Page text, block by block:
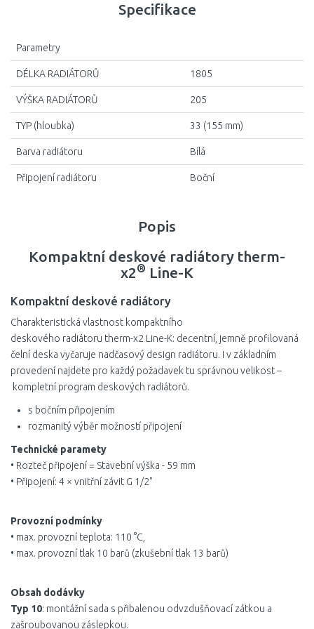
Popis
Kompaktní deskové radiátory therm-
x2® Line-K
Kompaktní deskové radiátory
Charakteristická vlastnost kompaktního
deskového radiátoru therm-x2 Line-K: decentní, jemně profilovaná
čelní deska vyčaruje nadčasový design radiátoru. I v základním
provedení najdete pro každý požadavek tu správnou velikost –
kompletní program deskových radiátorů.
s bočním připojením
rozmanitý výběr možností připojení
Technické paramety
• Rozteč připojení = Stavební výška - 59 mm
• Připojení: 4 × vnitřní závit G 1/2"
Provozní podmínky
• max. provozní teplota: 110 °C,
• max. provozní tlak 10 barů (zkušební tlak 13 barů)
Obsah dodávky
Typ 10: montážní sada s přibalenou odvzdušňovací zátkou a
zašroubovanou záslepkou.
Specifikace
Parametry
DÉLKA RADIÁTORŮ 1805
VÝŠKA RADIÁTORŮ 205
TYP (hloubka) 33 (155 mm)
Barva radiátoru Bílá
Připojení radiátoru Boční